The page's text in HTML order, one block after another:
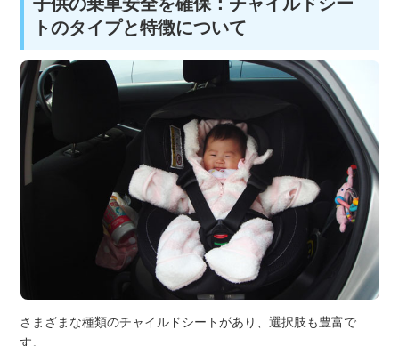
トのタイプと特徴について
さまざまな種類のチャイルドシートがあり、選択肢も豊富で
す。